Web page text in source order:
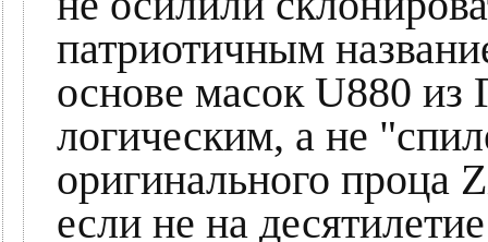
патриотичным
основе масок U880 из
логическим, а не
оригинального проца
если не на